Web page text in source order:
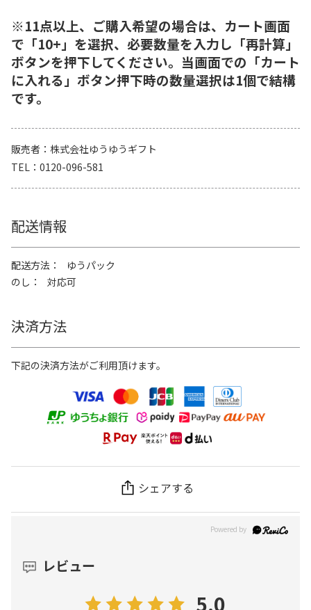
※11点以上、ご購入希望の場合は、カート画面
で「10+」を選択、必要数量を入力し「再計算」
ボタンを押下してください。当画面での「カート
に入れる」ボタン押下時の数量選択は1個で結構
です。
販売者
株式会社ゆうゆうギフト
TEL
0120-096-581
配送情報
配送方法
ゆうパック
のし
対応可
決済方法
下記の決済方法がご利用頂けます。
シェアする
レビュー
5.0